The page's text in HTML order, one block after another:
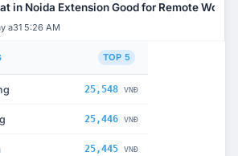
in Noida Extension Good for Remote Work?
a31 5:26 AM
TOP 5
25,548 VNĐ
25,446 VNĐ
25,445 VNĐ